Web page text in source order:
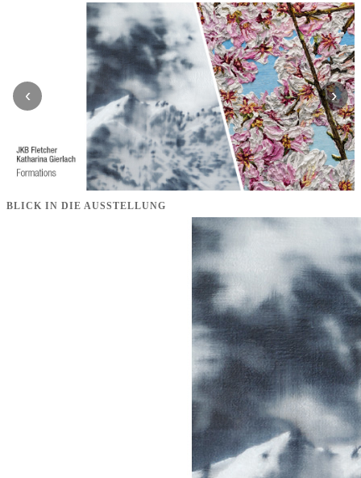
‹ ›
BLICK IN DIE AUSSTELLUNG